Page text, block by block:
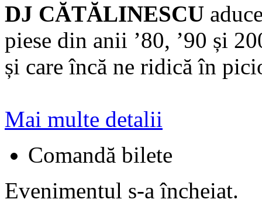
DJ CĂTĂLINESCU
piese din anii ’80, ’90 și
și care încă ne ridică în
Mai multe detalii
Comandă bilete
Evenimentul s-a încheiat.